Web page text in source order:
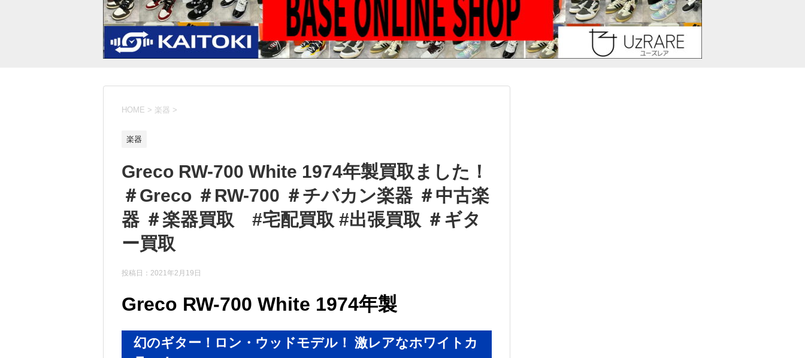
HOME > 楽器 >
楽器
Greco RW-700 White 1974年製買取ました！
＃Greco ＃RW-700 ＃チバカン楽器 ＃中古楽
器 ＃楽器買取 #宅配買取 #出張買取 ＃ギタ
ー買取
投稿日： 2021年2月19日
Greco RW-700 White 1974年製
幻のギター！ロン・ウッドモデル！ 激レアなホワイトカ